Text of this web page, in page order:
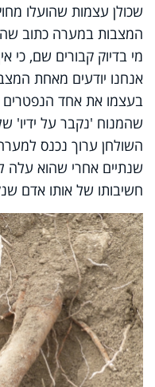
שכולן עצמות שהועלו
המצבות במערה כתוב
מי בדיוק קבורים שם, כי
אנחנו יודעים מאחת
בעצמו את אחד
שהמנוח 'נקבר על ידיו'
השולחן ערוך נכנס
שנתיים אחרי שהוא עלה
חשיבותו של אותו אדם